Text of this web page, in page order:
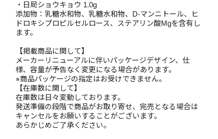
・日局ショウキョウ 1.0g
添加物：乳糖水和物、乳糖水和物、D-マンニトール、ヒ
ドロキシプロピルセルロース、ステアリン酸Mgを含有し
ます。
【掲載商品に関して】
メーカーリニューアルに伴いパッケージデザイン、仕
様、容量が予告なく変更になる場合があります。
※商品パッケージの指定はお受けできません。
【在庫数に関して】
在庫数は日々変動しております。
発送準備の段階で商品がお取り寄せ、完売となる場合は
キャンセルをお願いすることがございます。
あらかじめご了承ください。